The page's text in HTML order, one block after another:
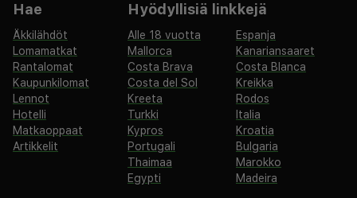
Hae
Äkkilähdöt
Lomamatkat
Rantalomat
Kaupunkilomat
Lennot
Hotelli
Matkaoppaat
Artikkelit
Hyödyllisiä linkkejä
Alle 18 vuotta
Espanja
Mallorca
Kanariansaaret
Costa Brava
Costa Blanca
Costa del Sol
Kreikka
Kreeta
Rodos
Turkki
Italia
Kypros
Kroatia
Portugali
Bulgaria
Thaimaa
Marokko
Egypti
Madeira